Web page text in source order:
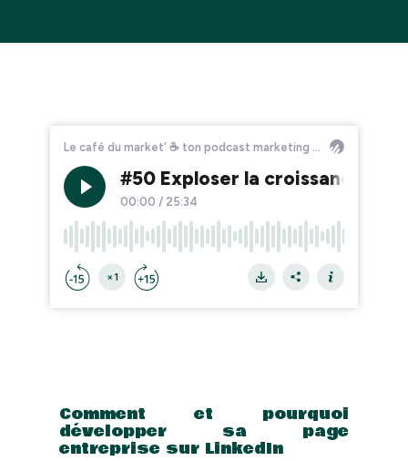
Comment et pourquoi
développer sa page
entreprise sur LinkedIn